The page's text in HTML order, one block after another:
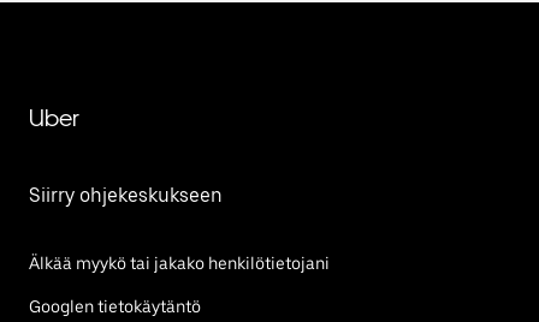
Uber
Siirry ohjekeskukseen
Älkää myykö tai jakako henkilötietojani
Googlen tietokäytäntö